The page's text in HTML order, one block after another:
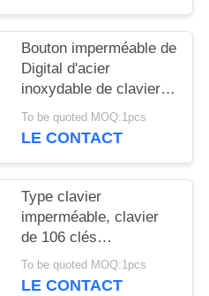
Bouton imperméable de
Digital d'acier
inoxydable de clavier
numérique d'interface
d'Usb avec le contre-
To be quoted MOQ:1pcs
LE CONTACT
Type clavier
imperméable, clavier
de 106 clés
d'ordinateur industriel
en métal de catégorie
To be quoted MOQ:1pcs
LE CONTACT